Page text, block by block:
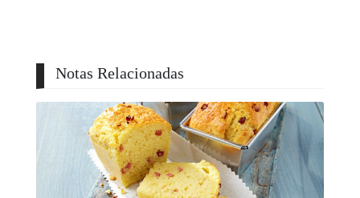
Notas Relacionadas